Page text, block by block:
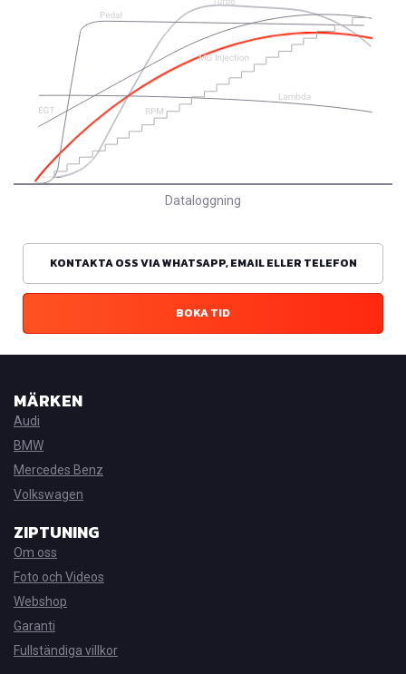
Dataloggning
KONTAKTA OSS VIA WHATSAPP, EMAIL ELLER TELEFON
BOKA TID
MÄRKEN
Audi
BMW
Mercedes Benz
Volkswagen
ZIPTUNING
Om oss
Foto och Videos
Webshop
Garanti
Fullständiga villkor